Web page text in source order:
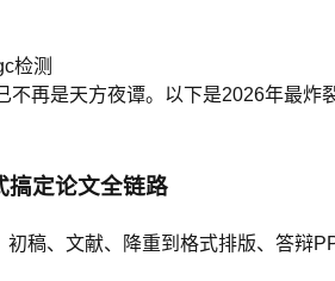
检测
不再是天方夜谭。以下是2026年最
搞定论文全链路
稿、文献、降重到格式排版、答辩